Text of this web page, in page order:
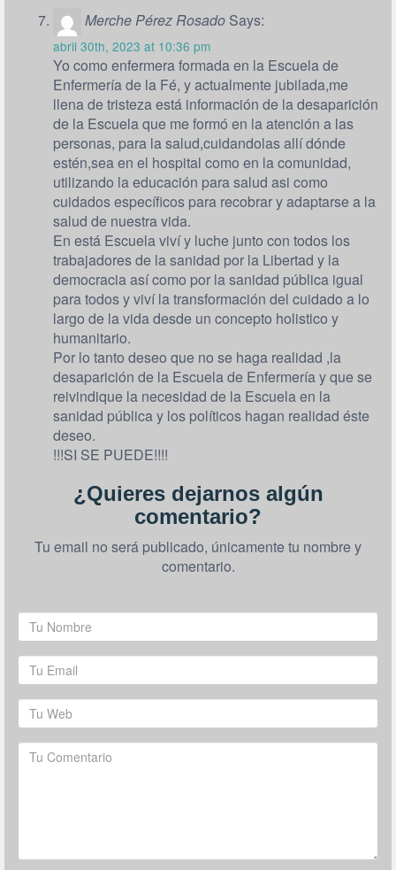
Merche Pérez Rosado Says:
abril 30th, 2023 at 10:36 pm
Yo como enfermera formada en la Escuela de
Enfermería de la Fé, y actualmente jubilada,me
llena de tristeza está información de la desaparición
de la Escuela que me formó en la atención a las
personas, para la salud,cuidandolas allí dónde
estén,sea en el hospital como en la comunidad,
utilizando la educación para salud asi como
cuidados específicos para recobrar y adaptarse a la
salud de nuestra vida.
En está Escuela viví y luche junto con todos los
trabajadores de la sanidad por la Libertad y la
democracia así como por la sanidad pública igual
para todos y viví la transformación del cuidado a lo
largo de la vida desde un concepto holistico y
humanitario.
Por lo tanto deseo que no se haga realidad ,la
desaparición de la Escuela de Enfermería y que se
reivindique la necesidad de la Escuela en la
sanidad pública y los políticos hagan realidad éste
deseo.
!!!SI SE PUEDE!!!!
¿Quieres dejarnos algún
comentario?
Tu email no será publicado, únicamente tu nombre y
comentario.